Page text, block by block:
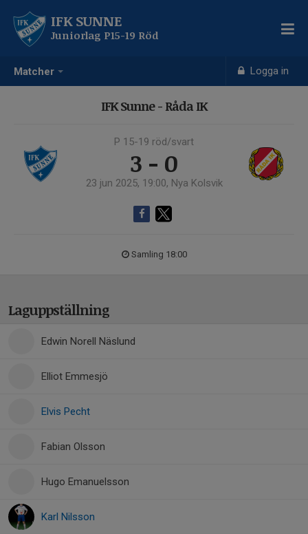
Matcher Logga in
IFK SUNNE
Juniorlag P15-19 Röd
IFK Sunne - Råda IK
P 15-19 röd/svart
3 - 0
23 jun 2025, 19:00, Nya Kolsvik
Samling 18:00
Laguppställning
Edwin Norell Näslund
Elliot Emmesjö
Elvis Pecht
Fabian Olsson
Hugo Emanuelsson
Karl Nilsson